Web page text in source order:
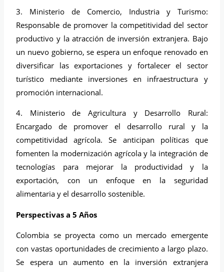
3. Ministerio de Comercio, Industria y Turismo:
Responsable de promover la competitividad del sector
productivo y la atracción de inversión extranjera. Bajo
un nuevo gobierno, se espera un enfoque renovado en
diversificar las exportaciones y fortalecer el sector
turístico mediante inversiones en infraestructura y
promoción internacional.
4. Ministerio de Agricultura y Desarrollo Rural:
Encargado de promover el desarrollo rural y la
competitividad agrícola. Se anticipan políticas que
fomenten la modernización agrícola y la integración de
tecnologías para mejorar la productividad y la
exportación, con un enfoque en la seguridad
alimentaria y el desarrollo sostenible.
Perspectivas a 5 Años
Colombia se proyecta como un mercado emergente
con vastas oportunidades de crecimiento a largo plazo.
Se espera un aumento en la inversión extranjera